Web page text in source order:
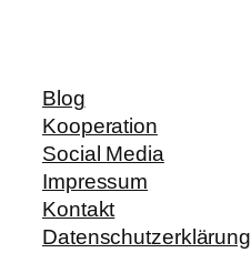
Blog
Kooperation
Social Media
Impressum
Kontakt
Datenschutzerklärung